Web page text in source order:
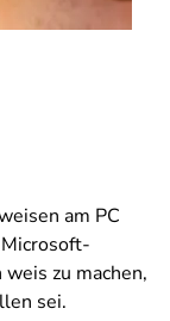
am PC
zu machen,
sei.